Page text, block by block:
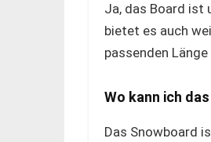
Ja, das Board ist
bietet es auch
passenden
Wo kann ich
Das Snowboard